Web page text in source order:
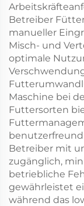
Betreiber
manueller
Misch- und
optimale
Maschine bei
Futtersorten
Betreiber mit
zugänglich,
betriebliche
gewährleistet
während das